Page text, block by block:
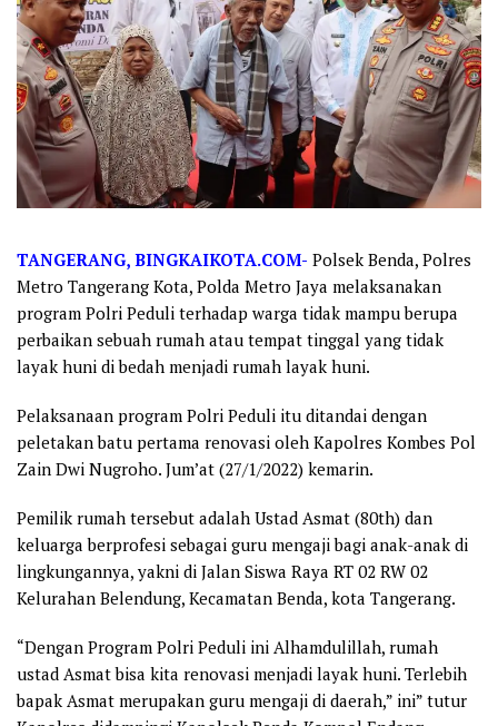
TANGERANG, BINGKAIKOTA.COM- Polsek Benda, Polres
Metro Tangerang Kota, Polda Metro Jaya melaksanakan
program Polri Peduli terhadap warga tidak mampu berupa
perbaikan sebuah rumah atau tempat tinggal yang tidak
layak huni di bedah menjadi rumah layak huni.
Pelaksanaan program Polri Peduli itu ditandai dengan
peletakan batu pertama renovasi oleh Kapolres Kombes Pol
Zain Dwi Nugroho. Jum’at (27/1/2022) kemarin.
Pemilik rumah tersebut adalah Ustad Asmat (80th) dan
keluarga berprofesi sebagai guru mengaji bagi anak-anak di
lingkungannya, yakni di Jalan Siswa Raya RT 02 RW 02
Kelurahan Belendung, Kecamatan Benda, kota Tangerang.
“Dengan Program Polri Peduli ini Alhamdulillah, rumah
ustad Asmat bisa kita renovasi menjadi layak huni. Terlebih
bapak Asmat merupakan guru mengaji di daerah,” ini” tutur